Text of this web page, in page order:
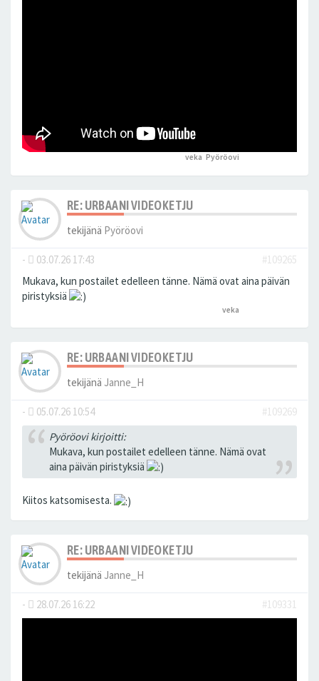
veka ,Pyöröovi
RE: URBAANI VIDEOKETJU
tekijänä Pyöröovi
- 03.07.26 17:43
#109265
Mukava, kun postailet edelleen tänne. Nämä ovat aina päivän
piristyksiä
veka
RE: URBAANI VIDEOKETJU
tekijänä Janne_H
- 05.07.26 10:54
#109269
Pyöröovi kirjoitti:
Mukava, kun postailet edelleen tänne. Nämä ovat
aina päivän piristyksiä
Kiitos katsomisesta.
RE: URBAANI VIDEOKETJU
tekijänä Janne_H
- 28.07.26 16:22 #109331